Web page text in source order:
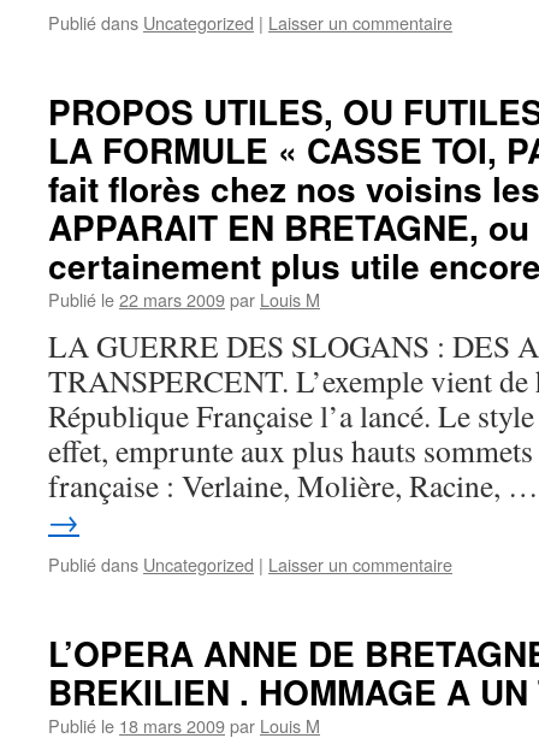
Publié dans Uncategorized | Laisser un commentaire
PROPOS UTILES, OU
LA FORMULE « CASSE TOI,
fait florès chez nos voisins
APPARAIT EN BRETAGNE,
certainement plus utile
Publié le22 mars 2009par Louis M
LA GUERRE DES SLOGANS : DES
TRANSPERCENT. L’exemple vient de
République Française l’a lancé. Le
effet, emprunte aux plus hauts
française : Verlaine, Molière, Racine,
→
Publié dans Uncategorized | Laisser un commentaire
L’OPERA ANNE DE
BREKILIEN . HOMMAGE A
Publié le 18 mars 2009par Louis M